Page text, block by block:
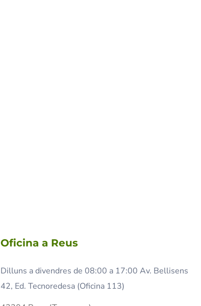
Oficina a Reus
Dilluns a divendres de 08:00 a 17:00 Av. Bellisens
42, Ed. Tecnoredesa (Oficina 113)